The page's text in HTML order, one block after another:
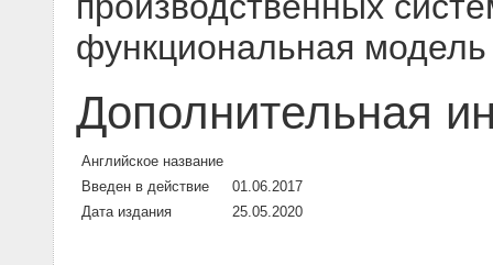
функциональная модель
Дополнительная
Английское название
Введен в действие
01.06.2017
Дата издания
25.05.2020